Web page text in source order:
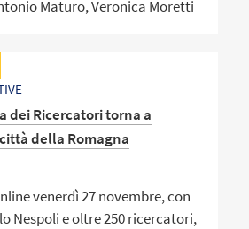
Maturo, Veronica Moretti
dei Ricercatori torna a
della Romagna
venerdì 27 novembre, con
Nespoli e oltre 250 ricercatori,